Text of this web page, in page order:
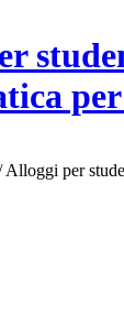
Alloggi per